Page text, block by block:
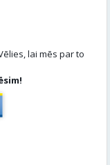
lai mēs par to